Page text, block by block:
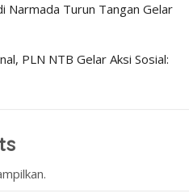
Narmada Turun Tangan Gelar
PLN NTB Gelar Aksi Sosial: